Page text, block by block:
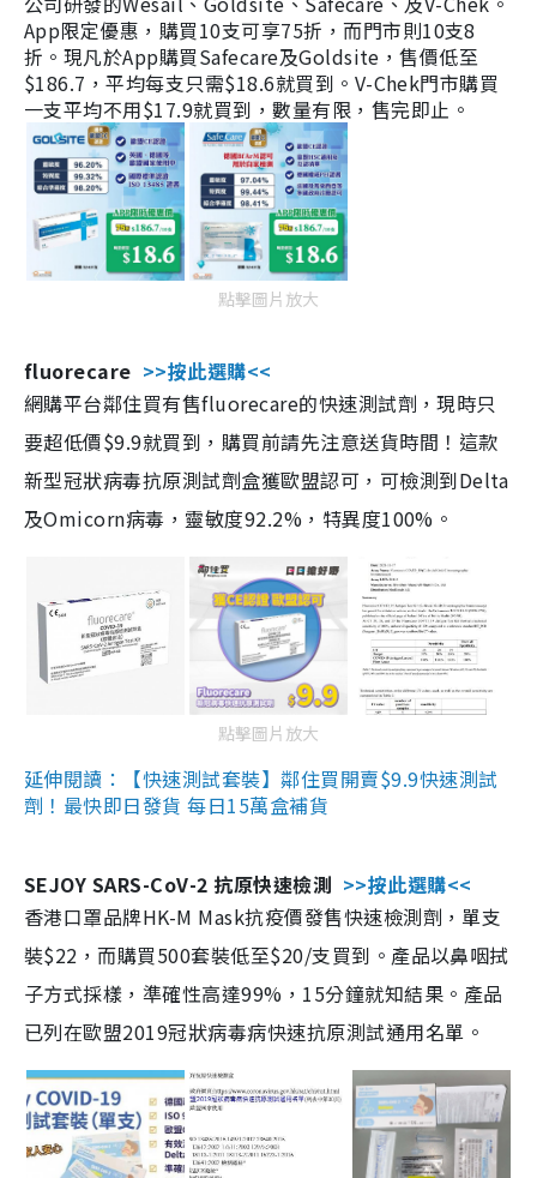
App限定優惠，購買10支可享75折，而門市則10支8
折。現凡於App購買Safecare及Goldsite，售價低至
$186.7，平均每支只需$18.6就買到。V-Chek門市購買
一支平均不用$17.9就買到，數量有限，售完即止。
點擊圖片放大
fluorecare >>按此選購<<
網購平台鄰住買有售fluorecare的快速測試劑，現時只
要超低價$9.9就買到，購買前請先注意送貨時間！這款
新型冠狀病毒抗原測試劑盒獲歐盟認可，可檢測到Delta
及Omicorn病毒，靈敏度92.2%，特異度100%。
點擊圖片放大
延伸閱讀：【快速測試套裝】鄰住買開賣$9.9快速測試
劑！最快即日發貨 每日15萬盒補貨
SEJOY SARS-CoV-2 抗原快速檢測 >>按此選購<<
香港口罩品牌HK-M Mask抗疫價發售快速檢測劑，單支
裝$22，而購買500套裝低至$20/支買到。產品以鼻咽拭
子方式採樣，準確性高達99%，15分鐘就知結果。產品
已列在歐盟2019冠狀病毒病快速抗原測試通用名單。